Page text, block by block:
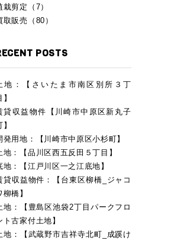
栽剪定（7）
取販売（80）
POSTS
地：【さいたま市南区別所３丁
】
貸収益物件【川崎市中原区新丸子
発用地：【川崎市中原区小杉町】
地：【品川区西五反田５丁目】
地：【江戸川区一之江底地】
貸収益物件：【台東区柳橋_ジャコ
柳橋】
地：【豊島区池袋2丁目パークフロ
ト古家付土地】
地：【武蔵野市吉祥寺北町_成蹊け